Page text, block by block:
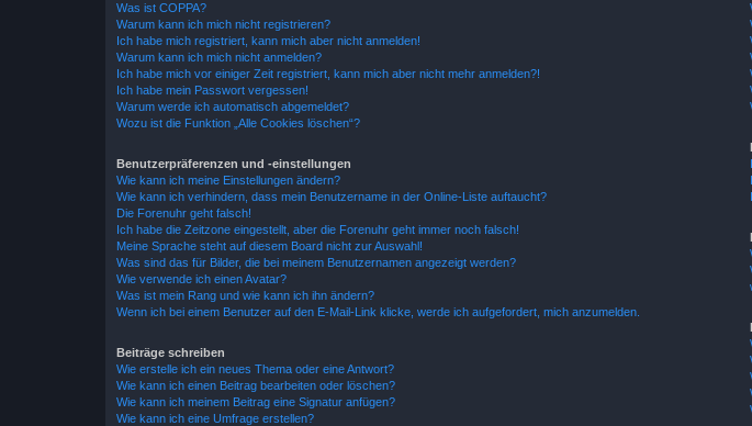
Was ist COPPA?
Warum kann ich mich nicht registrieren?
Ich habe mich registriert, kann mich aber nicht anmelden!
Warum kann ich mich nicht anmelden?
Ich habe mich vor einiger Zeit registriert, kann mich aber nicht mehr anmelden?!
Ich habe mein Passwort vergessen!
Warum werde ich automatisch abgemeldet?
Wozu ist die Funktion „Alle Cookies löschen“?
Benutzerpräferenzen und -einstellungen
Wie kann ich meine Einstellungen ändern?
Wie kann ich verhindern, dass mein Benutzername in der Online-Liste auftaucht?
Die Forenuhr geht falsch!
Ich habe die Zeitzone eingestellt, aber die Forenuhr geht immer noch falsch!
Meine Sprache steht auf diesem Board nicht zur Auswahl!
Was sind das für Bilder, die bei meinem Benutzernamen angezeigt werden?
Wie verwende ich einen Avatar?
Was ist mein Rang und wie kann ich ihn ändern?
Wenn ich bei einem Benutzer auf den E-Mail-Link klicke, werde ich aufgefordert, mich anzumelden.
Beiträge schreiben
Wie erstelle ich ein neues Thema oder eine Antwort?
Wie kann ich einen Beitrag bearbeiten oder löschen?
Wie kann ich meinem Beitrag eine Signatur anfügen?
Wie kann ich eine Umfrage erstellen?